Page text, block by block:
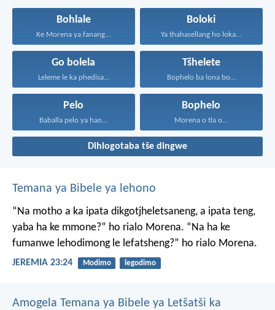
Bohlale
Ke Morena ya fanang...
Boloki
Ya thahasellang ho loka...
Go bolela
Leleme le ka phedisa...
Tšhelete
Bophelo ba lona bo...
Pelo
Baballa pelo ya hao...
Bophelo
Morena o tla o...
Dihlogotaba tše dingwe
Temana ya Bibele ya lehono
“Na motho a ka ipata dikgotjheletsaneng, a ipata teng,
yaba ha ke mmone?” ho rialo Morena. “Na ha ke
fumanwe lehodimong le lefatsheng?” ho rialo Morena.
JEREMIA 23:24 Modimo legodimo
Amogela Temana ya Bibele ya Letšatši ka